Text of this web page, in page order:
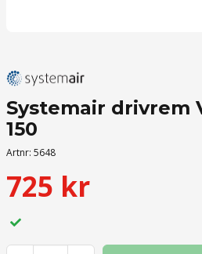
Systemair drivrem
150
Artnr: 5648
725 kr